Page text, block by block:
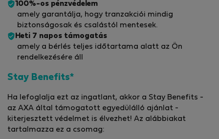
100%-os pénzvédelem
amely garantálja, hogy tranzakciói mindig
biztonságosak és csalástól mentesek.
Heti 7 napos támogatás
amely a bérlés teljes időtartama alatt az Ön
rendelkezésére áll
Stay Benefits*
Ha lefoglalja ezt az ingatlant, akkor a Stay Benefits -
az AXA által támogatott egyedülálló ajánlat -
kiterjesztett védelmet is élvezhet! Az alábbiakat
tartalmazza ez a csomag: